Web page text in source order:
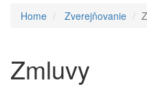
Home Zverejňovanie
Zmluvy